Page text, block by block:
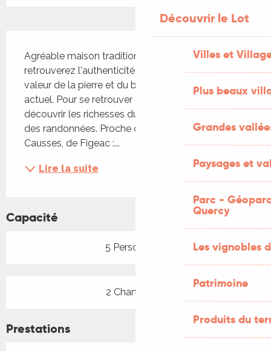
Découvrir le Lot
Villes et
Plus beaux
Grandes
Paysages et
Parc -
Quercy
Les vignobles
Patrimoine
Produits du
Agréable maison traditionnelle où vous
retrouverez l'authenticité du passé, la mise en
valeur de la pierre et du bois, avec un confort
actuel. Pour se retrouver en hiver ou pouvoir
découvrir les richesses du Lot par des visites ou
des randonnées. Proche de Gramat et de ses
Causses, de Figeac :...
Lire la suite
Capacité
5 Personne(s)
2 Chambre(s)
Prestations